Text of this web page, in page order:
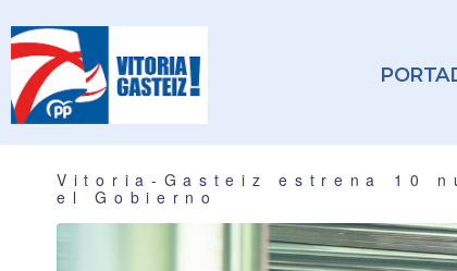
Vitoria-Gasteiz estrena 10
el Gobierno